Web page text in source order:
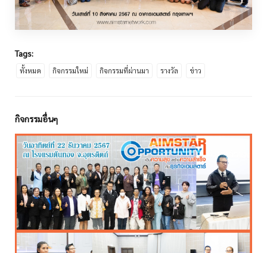
Tags:
ทั้งหมด กิจกรรมใหม่ กิจกรรมที่ผ่านมา รางวัล ข่าว
กิจกรรมอื่นๆ